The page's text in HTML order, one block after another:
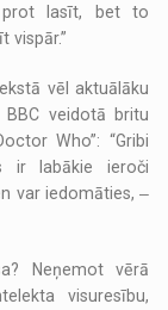
prot lasīt, bet to
vispār.”
vēl aktuālāku
veidotā britu
Who”: “Gribi
ir labākie ieroči
var iedomāties, ‒
Neņemot vērā
visuresību,